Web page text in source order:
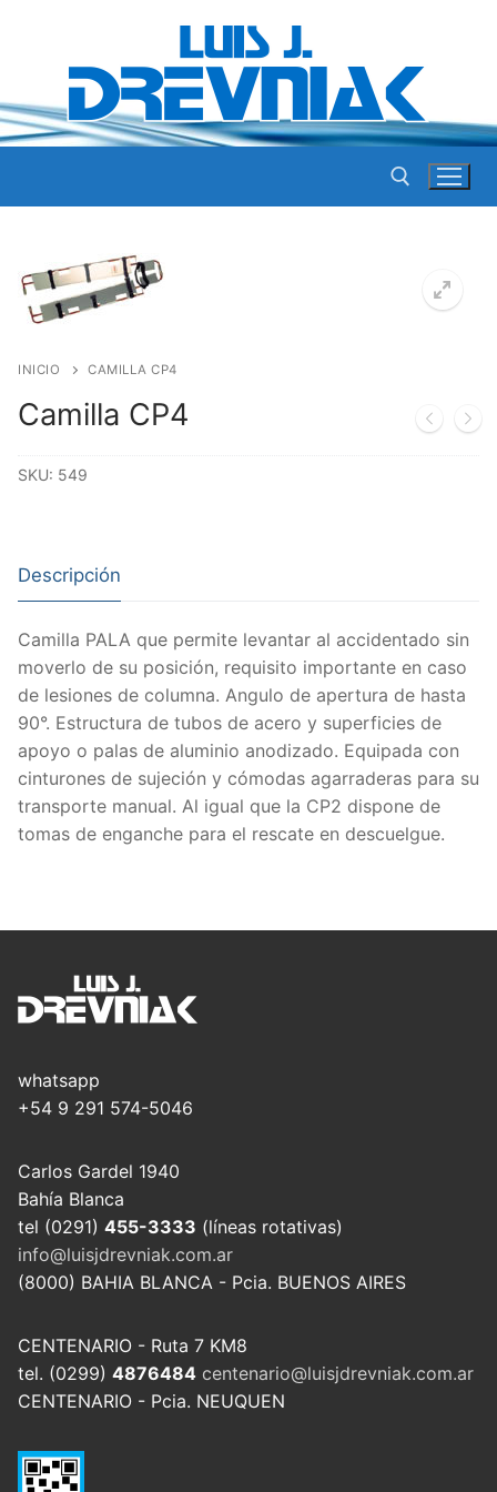
contenido
INICIO CAMILLA CP4
Camilla CP4
SKU: 549
Descripción
Camilla PALA que permite levantar al accidentado sin
moverlo de su posición, requisito importante en caso
de lesiones de columna. Angulo de apertura de hasta
90°. Estructura de tubos de acero y superficies de
apoyo o palas de aluminio anodizado. Equipada con
cinturones de sujeción y cómodas agarraderas para su
transporte manual. Al igual que la CP2 dispone de
tomas de enganche para el rescate en descuelgue.
whatsapp
+54 9 291 574-5046
Carlos Gardel 1940
Bahía Blanca
tel (0291) 455-3333 (líneas rotativas)
info@luisjdrevniak.com.ar
(8000) BAHIA BLANCA - Pcia. BUENOS AIRES
CENTENARIO - Ruta 7 KM8
tel. (0299) 4876484 centenario@luisjdrevniak.com.ar
CENTENARIO - Pcia. NEUQUEN